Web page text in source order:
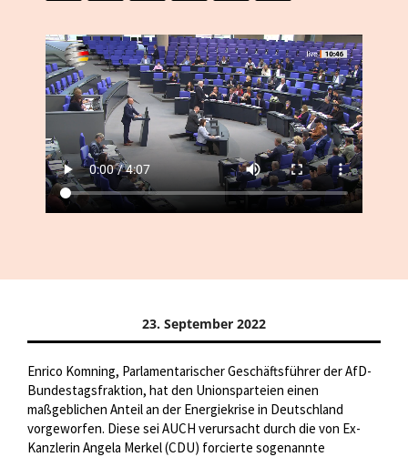
23. September 2022
Enrico Komning, Parlamentarischer Geschäftsführer der AfD-
Bundestagsfraktion, hat den Unionsparteien einen
maßgeblichen Anteil an der Energiekrise in Deutschland
vorgeworfen. Diese sei AUCH verursacht durch die von Ex-
Kanzlerin Angela Merkel (CDU) forcierte sogenannte